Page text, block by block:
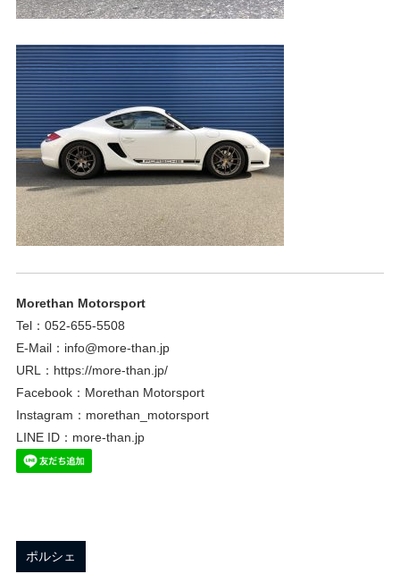
Morethan Motorsport
Tel：052-655-5508
E-Mail：info@more-than.jp
URL：https://more-than.jp/
Facebook：Morethan Motorsport
Instagram：morethan_motorsport
LINE ID：more-than.jp
ポルシェ